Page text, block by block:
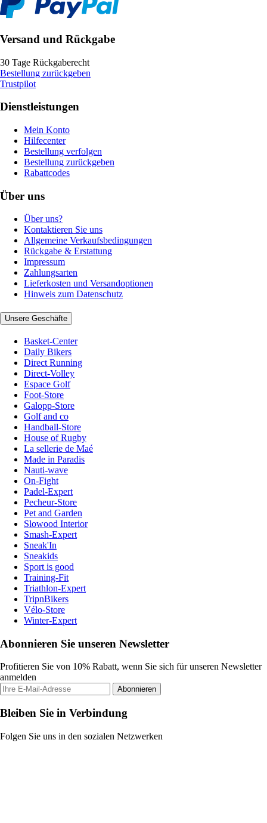
Versand und Rückgabe
30 Tage Rückgaberecht
Bestellung zurückgeben
Trustpilot
Dienstleistungen
Mein Konto
Hilfecenter
Bestellung verfolgen
Bestellung zurückgeben
Rabattcodes
Über uns
Über uns?
Kontaktieren Sie uns
Allgemeine Verkaufsbedingungen
Rückgabe & Erstattung
Impressum
Zahlungsarten
Lieferkosten und Versandoptionen
Hinweis zum Datenschutz
Unsere Geschäfte
Basket-Center
Daily Bikers
Direct Running
Direct-Volley
Espace Golf
Foot-Store
Galopp-Store
Golf and co
Handball-Store
House of Rugby
La sellerie de Maé
Made in Paradis
Nauti-wave
On-Fight
Padel-Expert
Pecheur-Store
Pet and Garden
Slowood Interior
Smash-Expert
Sneak'In
Sneakids
Sport is good
Training-Fit
Triathlon-Expert
TripnBikers
Vélo-Store
Winter-Expert
Abonnieren Sie unseren Newsletter
Profitieren Sie von 10% Rabatt, wenn Sie sich für unseren Newsletter
anmelden
Abonnieren
Bleiben Sie in Verbindung
Folgen Sie uns in den sozialen Netzwerken